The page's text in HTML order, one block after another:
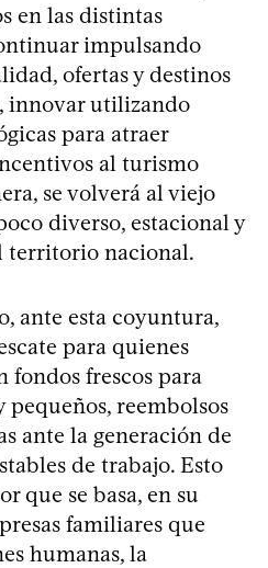
en las distintas
impulsando
ofertas y destinos
innovar utilizando
para atraer
al turismo
se volverá al viejo
diverso, estacional y
territorio nacional.
ante esta coyuntura,
para quienes
fondos frescos para
pequeños, reembolsos
ante la generación de
de trabajo. Esto
que se basa, en su
familiares que
humanas, la